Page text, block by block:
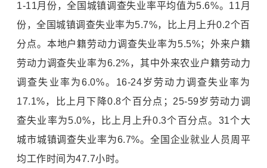
1-11月份，全国城镇调查失业率平均值为5.6%。11月
份，全国城镇调查失业率为5.7%，比上月上升0.2个百
分点。本地户籍劳动力调查失业率为5.5%；外来户籍
劳动力调查失业率为6.2%，其中外来农业户籍劳动力
调查失业率为6.0%。16-24岁劳动力调查失业率为
17.1%，比上月下降0.8个百分点；25-59岁劳动力调
查失业率为5.0%，比上月上升0.3个百分点。31个大
城市城镇调查失业率为6.7%。全国企业就业人员周平
均工作时间为47.7小时。